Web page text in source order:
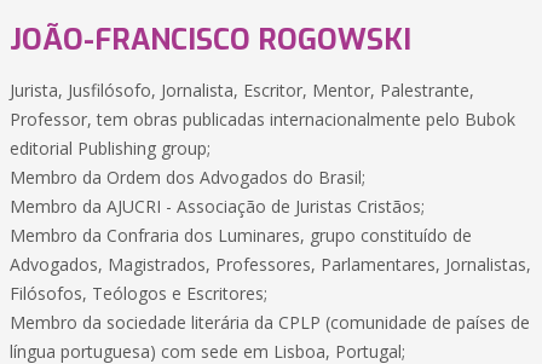
JOÃO-FRANCISCO ROGOWSKI
Jurista, Jusfilósofo, Jornalista, Escritor, Mentor, Palestrante,
Professor, tem obras publicadas internacionalmente pelo Bubok
editorial Publishing group;
Membro da Ordem dos Advogados do Brasil;
Membro da AJUCRI - Associação de Juristas Cristãos;
Membro da Confraria dos Luminares, grupo constituído de
Advogados, Magistrados, Professores, Parlamentares, Jornalistas,
Filósofos, Teólogos e Escritores;
Membro da sociedade literária da CPLP (comunidade de países de
língua portuguesa) com sede em Lisboa, Portugal;